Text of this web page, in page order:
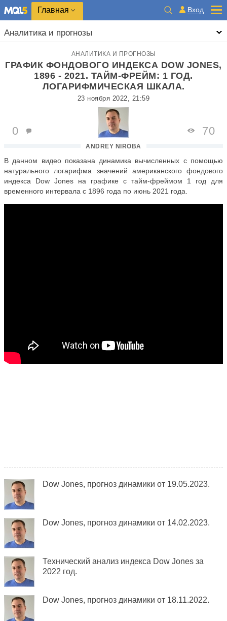
Главная Вход
Аналитика и прогнозы
АНАЛИТИКА И ПРОГНОЗЫ
ГРАФИК ФОНДОВОГО ИНДЕКСА DOW JONES,
1896 - 2021. ТАЙМ-ФРЕЙМ: 1 ГОД.
ЛОГАРИФМИЧЕСКАЯ ШКАЛА.
23 ноября 2022, 21:59
ANDREY NIROBA
0 70
В данном видео показана динамика вычисленных с помощью
натурального логарифма значений американского фондового
индекса Dow Jones на графике с тайм-фреймом 1 год для
временного интервала с 1896 года по июнь 2021 года.
Dow Jones, прогноз динамики от 19.05.2023.
Dow Jones, прогноз динамики от 14.02.2023.
Технический анализ индекса Dow Jones за
2022 год.
Dow Jones, прогноз динамики от 18.11.2022.